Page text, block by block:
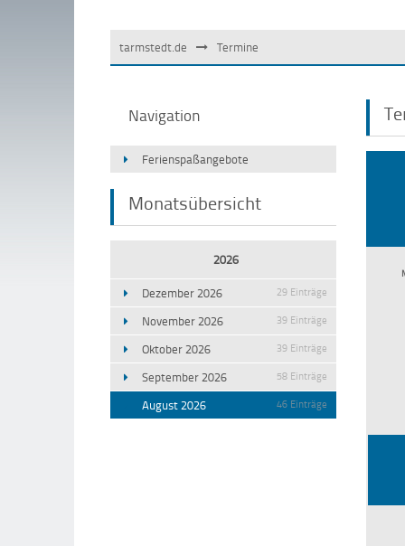
tarmstedt.de Termine
Navigation
Ferienspaßangebote
Monatsübersicht
2026
Dezember 2026 29 Einträge
November 2026 39 Einträge
Oktober 2026 39 Einträge
September 2026 58 Einträge
August 2026 46 Einträge